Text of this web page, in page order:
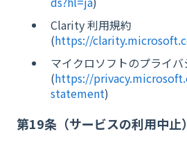
Clarity 利用規約
(https://
マイクロソフトのプライ
(https://
statement)
第19条（サービスの利用中止）